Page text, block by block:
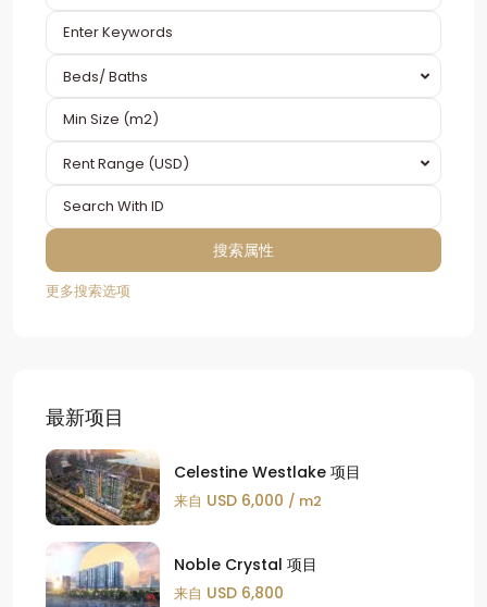
Beds/ Baths
Rent Range (USD)
更多搜索选项
最新项目
Celestine Westlake 项目
来自 USD 6,000 / m2
Noble Crystal 项目
来自 USD 6,800